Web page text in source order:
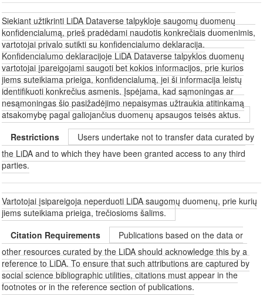
Siekiant užtikrinti LiDA Dataverse talpykloje saugomų duomenų
konfidencialumą, prieš pradėdami naudotis konkrečiais duomenimis,
vartotojai privalo sutikti su konfidencialumo deklaracija.
Konfidencialumo deklaracijoje LiDA Dataverse talpyklos duomenų
vartotojai įpareigojami saugoti bet kokios informacijos, prie kurios
jiems suteikiama prieiga, konfidencialumą, jei ši informacija leistų
identifikuoti konkrečius asmenis. Įspėjama, kad sąmoningas ar
nesąmoningas šio pasižadėjimo nepaisymas užtraukia atitinkamą
atsakomybę pagal galiojančius duomenų apsaugos teisės aktus.
Restrictions
Users undertake not to transfer data curated by
the LiDA and to which they have been granted access to any third
parties.
Vartotojai įsipareigoja neperduoti LiDA saugomų duomenų, prie kurių
jiems suteikiama prieiga, trečiosioms šalims.
Citation Requirements
Publications based on the data or
other resources curated by the LiDA should acknowledge this by a
reference to LiDA. To ensure that such attributions are captured by
social science bibliographic utilities, citations must appear in the
footnotes or in the reference section of publications.